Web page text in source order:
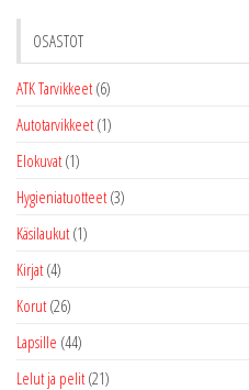
OSASTOT
ATK Tarvikkeet (6)
Autotarvikkeet (1)
Elokuvat (1)
Hygieniatuotteet (3)
Käsilaukut (1)
Kirjat (4)
Korut (26)
Lapsille (44)
Lelut ja pelit (21)